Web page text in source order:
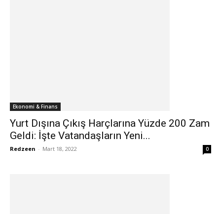
Ekonomi & Finans
Yurt Dışına Çıkış Harçlarına Yüzde 200 Zam
Geldi: İşte Vatandaşların Yeni...
Redzeen - Mart 18, 2022 0